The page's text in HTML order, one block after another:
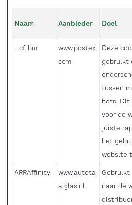
Naam Aanbieder Doel
__cf_bm
www.postex.
com
Deze
gebruikt
tussen
bots. Dit
voor de
juiste
het
website
ARRAffinity
www.autota
alglas.nl
Gebruikt
naar de